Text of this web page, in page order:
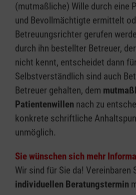
(mutmaßliche) Wille durch eine
und Bevollmächtigte ermittelt
Betreuungsrichter gerufen
durch ihn bestellter Betreuer,
nicht kennt, entscheidet dann
Selbstverständlich sind auch
Betreuer gehalten, dem
Patientenwillen nach zu
konkrete schriftliche
unmöglich.
Sie wünschen sich mehr
Wir sind für Sie da! Vereinbaren
individuellen Beratungstermin